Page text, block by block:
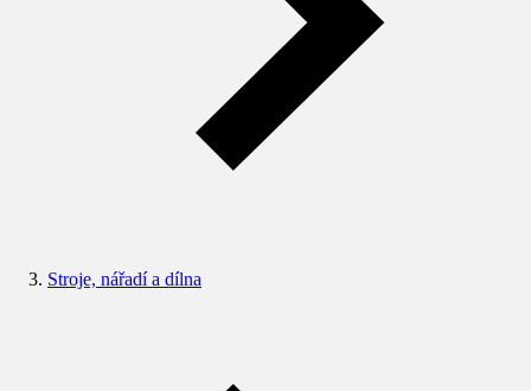
Stroje, nářadí a dílna